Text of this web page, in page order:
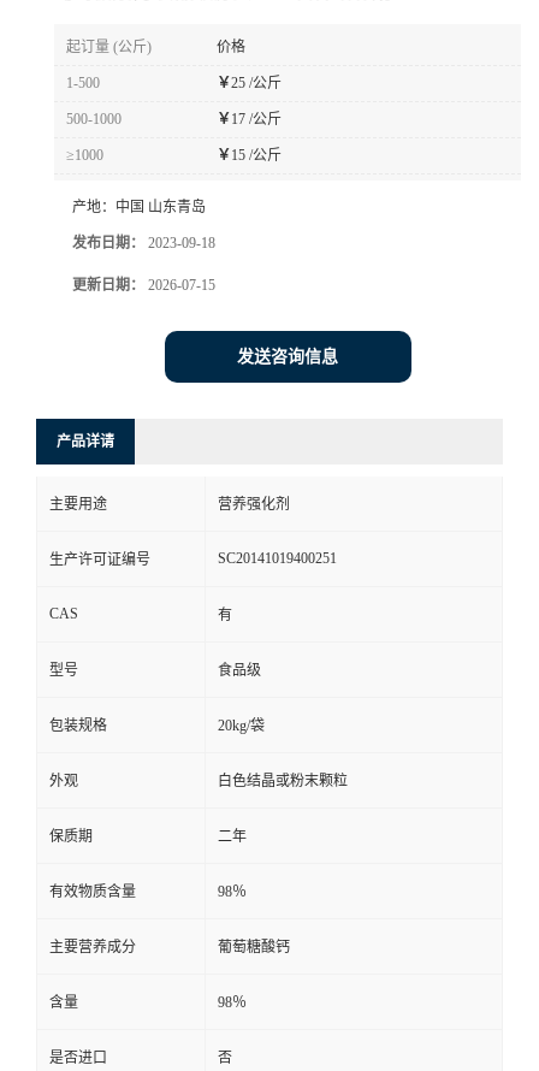
起订量 (公斤) 价格
1-500 ￥25 /公斤
500-1000 ￥ 17 /公斤
≥1000 ￥ 15 /公斤
产地： 中国 山东青岛
发布日期： 2023-09-18
更新日期： 2026-07-15
发送咨询信息
产品详请
主要用途 营养强化剂
生产许可证编号 SC20141019400251
CAS 有
型号 食品级
包装规格 20kg/袋
外观 白色结晶或粉末颗粒
保质期 二年
有效物质含量 98％
主要营养成分 葡萄糖酸钙
含量 98％
是否进口 否